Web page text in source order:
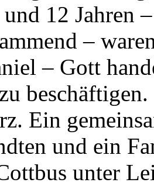
12 Jahren
–
– Gott
Ein
und ein
unter